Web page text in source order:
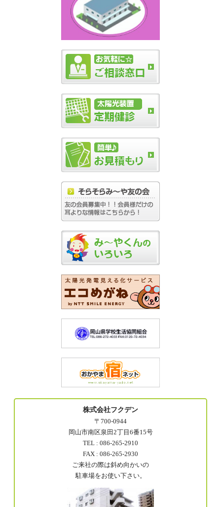
株式会社フクデン
〒700-0944
岡山市南区泉田2丁目6番15号
TEL : 086-265-2910
FAX : 086-265-2930
ご来社の際は斜め向かいの
駐車場をお使い下さい。